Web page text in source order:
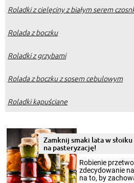
Roladki z cielęciny z białym serem
Rolada z boczku
Roladki z grzybami
Rolada z boczku z sosem cebulowym
Roladki kapuściane
Zamknij smaki lata w
na pasteryzację!
Robienie
zdecydowanie
na to, by